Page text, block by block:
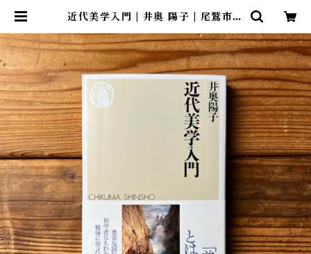
近代美学入門 | 井奥 陽子 | 尾鷲市九